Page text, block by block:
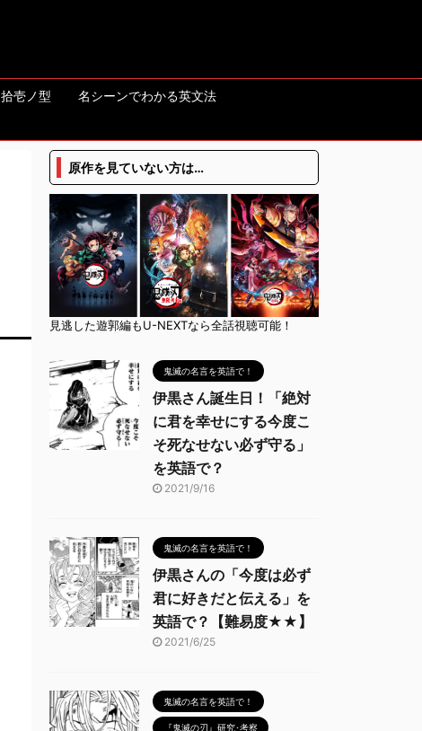
拾壱ノ型
名シーンでわかる英文法
原作を見ていない方は…
見逃した遊郭編もU-NEXTなら全話視聴可能！
鬼滅の名言を英語で！
伊黒さん誕生日！「絶対
に君を幸せにする今度こ
そ死なせない必ず守る」
を英語で？
2021/9/16
鬼滅の名言を英語で！
伊黒さんの「今度は必ず
君に好きだと伝える」を
英語で？【難易度★★】
2021/6/25
鬼滅の名言を英語で！
『鬼滅の刃』研究･考察